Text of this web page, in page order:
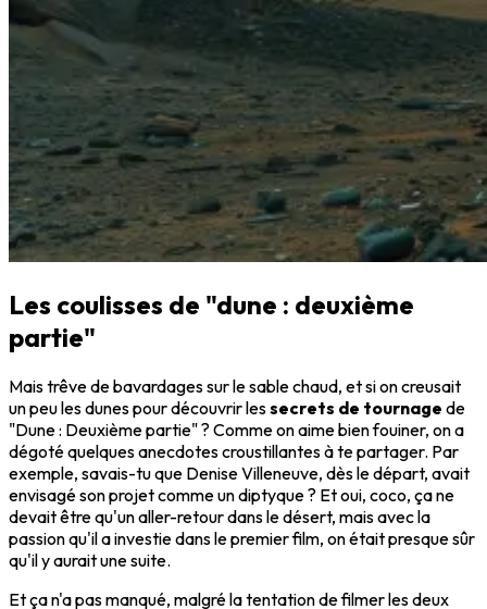
Les coulisses de "dune : deuxième
partie"
Mais trêve de bavardages sur le sable chaud, et si on creusait
un peu les dunes pour découvrir lessecrets de tournage de
"Dune : Deuxième partie" ? Comme on aime bien fouiner, on a
dégoté quelques anecdotes croustillantes à te partager. Par
exemple, savais-tu que Denise Villeneuve, dès le départ, avait
envisagé son projet comme un diptyque ? Et oui, coco, ça ne
devait être qu'un aller-retour dans le désert, mais avec la
passion qu'il a investie dans le premier film, on était presque sûr
qu'il y aurait une suite.
Et ça n'a pas manqué, malgré la tentation de filmer les deux